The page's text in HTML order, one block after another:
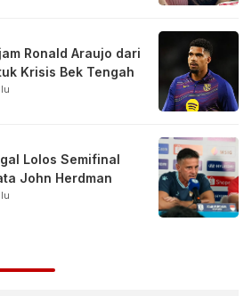
Ronald Araujo dari
Krisis Bek Tengah
Lolos Semifinal
John Herdman